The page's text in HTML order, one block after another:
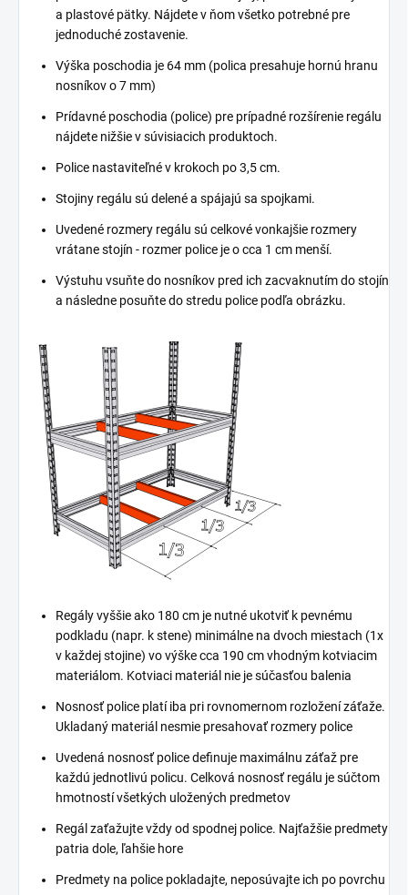
a plastové pätky. Nájdete v ňom všetko potrebné pre
jednoduché zostavenie.
Výška poschodia je 64 mm (polica presahuje hornú hranu
nosníkov o 7 mm)
Prídavné poschodia (police) pre prípadné rozšírenie regálu
nájdete nižšie v súvisiacich produktoch.
Police nastaviteľné v krokoch po 3,5 cm.
Stojiny regálu sú delené a spájajú sa spojkami.
Uvedené rozmery regálu sú celkové vonkajšie rozmery
vrátane stojín - rozmer police je o cca 1 cm menší.
Výstuhu vsuňte do nosníkov pred ich zacvaknutím do stojín
a následne posuňte do stredu police podľa obrázku.
Regály vyššie ako 180 cm je nutné ukotviť k pevnému
podkladu (napr. k stene) minimálne na dvoch miestach (1x
v každej stojine) vo výške cca 190 cm vhodným kotviacim
materiálom. Kotviaci materiál nie je súčasťou balenia
Nosnosť police platí iba pri rovnomernom rozložení záťaže.
Ukladaný materiál nesmie presahovať rozmery police
Uvedená nosnosť police definuje maximálnu záťaž pre
každú jednotlivú policu. Celková nosnosť regálu je súčtom
hmotností všetkých uložených predmetov
Regál zaťažujte vždy od spodnej police. Najťažšie predmety
patria dole, ľahšie hore
Predmety na police pokladajte, neposúvajte ich po povrchu